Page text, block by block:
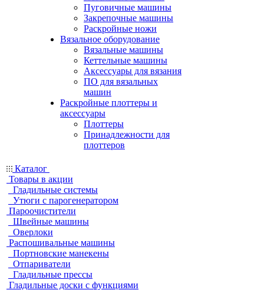
Пуговичные машины
Закрепочные машины
Раскройные ножи
Вязальное оборудование
Вязальные машины
Кеттельные машины
Аксессуары для вязания
ПО для вязальных
машин
Раскройные плоттеры и
аксессуары
Плоттеры
Принадлежности для
плоттеров
Каталог
Товары в акции
Гладильные системы
Утюги с парогенератором
Пароочистители
Швейные машины
Оверлоки
Распошивальные машины
Портновские манекены
Отпариватели
Гладильные прессы
Гладильные доски с функциями